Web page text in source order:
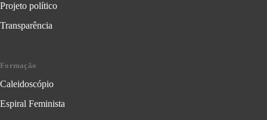
Projeto político
Transparência
Formação
Caleidoscópio
Espiral Feminista